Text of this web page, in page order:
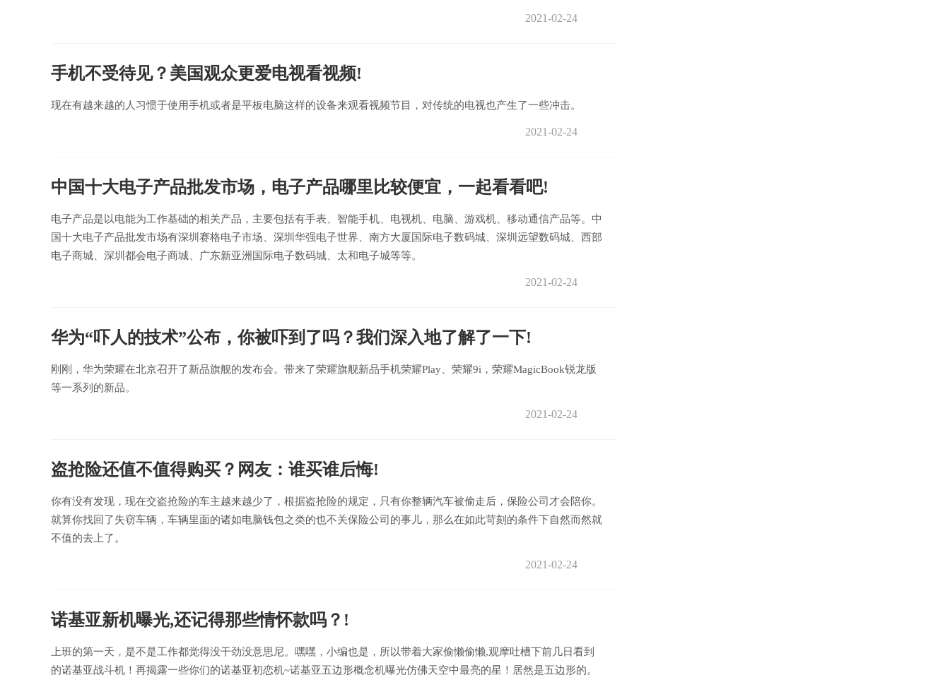
2021-02-24
手机不受待见？美国观众更爱电视看视频!
现在有越来越的人习惯于使用手机或者是平板电脑这样的设备来观看视频节目，对传统的电视也产生了一些冲击。
2021-02-24
中国十大电子产品批发市场，电子产品哪里比较便宜，一起看看吧!
电子产品是以电能为工作基础的相关产品，主要包括有手表、智能手机、电视机、电脑、游戏机、移动通信产品等。中
国十大电子产品批发市场有深圳赛格电子市场、深圳华强电子世界、南方大厦国际电子数码城、深圳远望数码城、西部
电子商城、深圳都会电子商城、广东新亚洲国际电子数码城、太和电子城等等。
2021-02-24
华为“吓人的技术”公布，你被吓到了吗？我们深入地了解了一下!
刚刚，华为荣耀在北京召开了新品旗舰的发布会。带来了荣耀旗舰新品手机荣耀Play、荣耀9i，荣耀MagicBook锐龙版
等一系列的新品。
2021-02-24
盗抢险还值不值得购买？网友：谁买谁后悔!
你有没有发现，现在交盗抢险的车主越来越少了，根据盗抢险的规定，只有你整辆汽车被偷走后，保险公司才会陪你。
就算你找回了失窃车辆，车辆里面的诸如电脑钱包之类的也不关保险公司的事儿，那么在如此苛刻的条件下自然而然就
不值的去上了。
2021-02-24
诺基亚新机曝光,还记得那些情怀款吗？!
上班的第一天，是不是工作都觉得没干劲没意思尼。嘿嘿，小编也是，所以带着大家偷懒偷懒,观摩吐槽下前几日看到
的诺基亚战斗机！再揭露一些你们的诺基亚初恋机~诺基亚五边形概念机曝光仿佛天空中最亮的星！居然是五边形的。